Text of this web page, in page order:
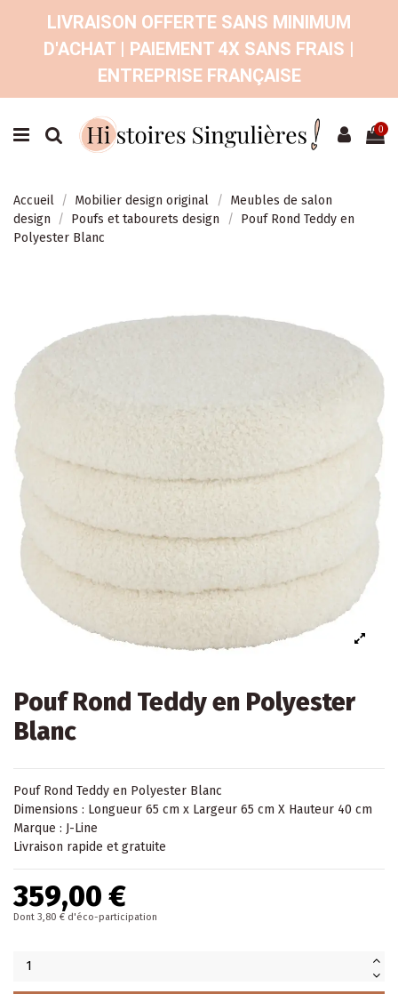
LIVRAISON OFFERTE SANS MINIMUM
D'ACHAT | PAIEMENT 4X SANS FRAIS |
ENTREPRISE FRANÇAISE
0
Accueil Mobilier design original
Meubles de salon
design
Poufs et tabourets design
Pouf Rond Teddy en
Polyester Blanc
Pouf Rond Teddy en Polyester
Blanc
Pouf Rond Teddy en Polyester Blanc
Dimensions : Longueur 65 cm x Largeur 65 cm X Hauteur 40 cm
Marque : J-Line
Livraison rapide et gratuite
359,00 €
Dont 3,80 € d'éco-participation